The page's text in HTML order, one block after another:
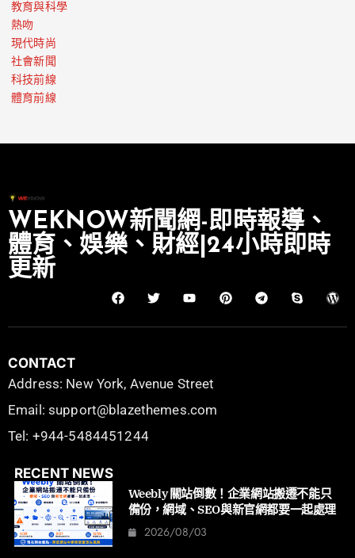
教育與科學
熱吻
現代時尚
社會新聞
科技前線
體育前線
WEKNOW新聞網-即時報導、
體育、娛樂、財經|24小時即時
更新
CONTACT
Address: New York, Avenue Street
Email: support@blazethemes.com
Tel: +944-5484451244
RECENT NEWS
Weebly 關站倒數！企業網站搬遷不能只
備份，網域、SEO與新官網都要一起處理
2026/08/03